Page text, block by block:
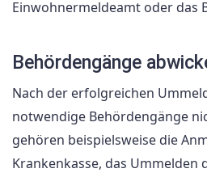
Einwohnermeldeamt oder das
Behördengänge
Nach der erfolgreichen
notwendige Behördengänge
gehören beispielsweise die
Krankenkasse, das Ummelden